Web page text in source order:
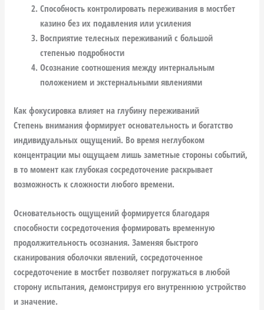
Способность контролировать переживания в мостбет
казино без их подавления или усиления
Восприятие телесных переживаний с большой
степенью подробности
Осознание соотношения между интернальным
положением и экстернальными явлениями
Как фокусировка влияет на глубину переживаний
Степень внимания формирует основательность и богатство
индивидуальных ощущений. Во время неглубоком
концентрации мы ощущаем лишь заметные стороны событий,
в то момент как глубокая сосредоточение раскрывает
возможность к сложности любого времени.
Основательность ощущений формируется благодаря
способности сосредоточения формировать временную
продолжительность осознания. Заменяя быстрого
сканирования оболочки явлений, сосредоточенное
сосредоточение в мостбет позволяет погружаться в любой
сторону испытания, демонстрируя его внутреннюю устройство
и значение.